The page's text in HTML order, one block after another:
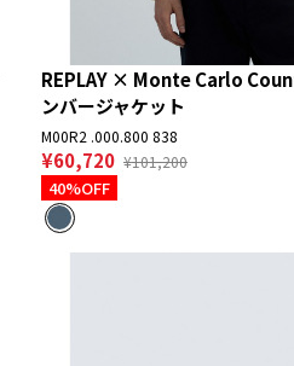
REPLAY × Monte Carlo
ンバージャケット
M00R2 .000.800 838
¥60,720 ¥101,200
40%OFF